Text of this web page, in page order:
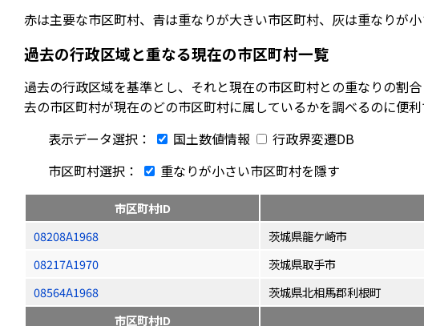
赤は主要な市区町村、青は重なりが大きい市区町村、灰は重なりが
過去の行政区域と重なる現在の市区町村一覧
過去の行政区域を基準とし、それと現在の市区町村との重なりの割
去の市区町村が現在のどの市区町村に属しているかを調べるのに便利
表示データ選択：
国土数値情報
行政界変遷DB
市区町村選択：
重なりが小さい市区町村を隱す
市区町村ID
08208A1968
茨城県龍ケ崎市
08217A1970 茨城県取手市
08564A1968 茨城県北相馬郡利根町
市区町村ID